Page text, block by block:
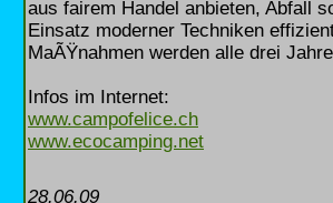
aus fairem Handel anbieten, Abfall
Einsatz moderner Techniken
MaÃŸnahmen werden alle drei
Infos im Internet:
www.campofelice.ch
www.ecocamping.net
28.06.09